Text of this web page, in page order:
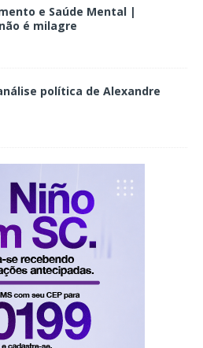
e Saúde Mental |
é milagre
política de Alexandre